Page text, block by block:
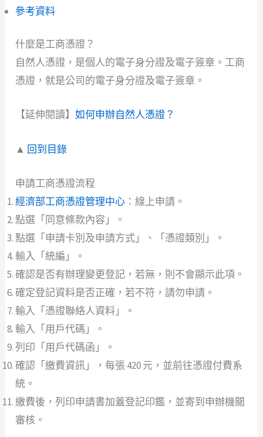
參考資料
什麼是工商憑證？
自然人憑證，是個人的電子身分證及電子簽章。工商
憑證，就是公司的電子身分證及電子簽章。
【延伸閱讀】如何申辦自然人憑證？
▲ 回到目錄
申請工商憑證流程
經濟部工商憑證管理中心 ：線上申請。
點選「同意條款內容」。
點選「申請卡別及申請方式」、「憑證類別」。
輸入「統編」。
確認是否有辦理變更登記，若無，則不會顯示此項。
確定登記資料是否正確，若不符，請勿申請。
輸入「憑證聯絡人資料」。
輸入「用戶代碼」。
列印「用戶代碼函」。
確認「繳費資訊」，每張 420 元，並前往憑證付費系
統。
繳費後，列印申請書加蓋登記印鑑，並寄到申辦機關
審核。